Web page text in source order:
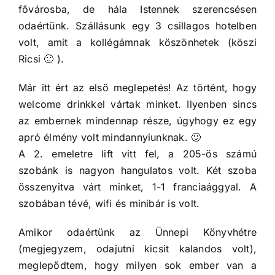
fővárosba, de hála Istennek szerencsésen
odaértünk. Szállásunk egy 3 csillagos hotelben
volt, amit a kollégámnak köszönhetek (köszi
Ricsi 🙂 ).
Már itt ért az első meglepetés! Az történt, hogy
welcome drinkkel vártak minket. Ilyenben sincs
az embernek mindennap része, úgyhogy ez egy
apró élmény volt mindannyiunknak. 🙂
A 2. emeletre lift vitt fel, a 205-ös számú
szobánk is nagyon hangulatos volt. Két szoba
összenyitva várt minket, 1-1 franciaággyal. A
szobában tévé, wifi és minibár is volt.
Amikor odaértünk az Ünnepi Könyvhétre
(megjegyzem, odajutni kicsit kalandos volt),
meglepődtem, hogy milyen sok ember van a